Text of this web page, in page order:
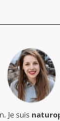
Je suis